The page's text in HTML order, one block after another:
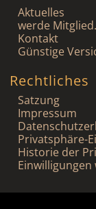
Aktuelles
werde
Kontakt
Günstige
Rechtliches
Satzung
Impressum
Privatsphäre-
Historie der